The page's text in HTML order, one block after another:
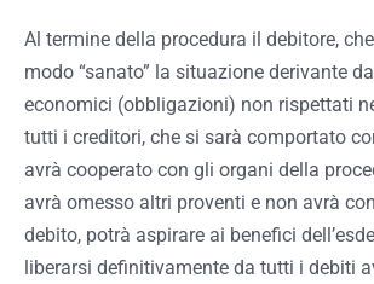
Al termine della procedura il debitore,
modo “sanato” la situazione derivante
economici (obbligazioni) non rispettati
tutti i creditori, che si sarà comportato
avrà cooperato con gli organi della
avrà omesso altri proventi e non avrà
debito, potrà aspirare ai benefici
liberarsi definitivamente da tutti i debiti